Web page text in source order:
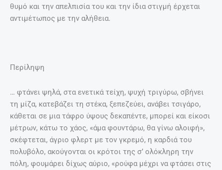
θυμό και την απελπισία του και την ίδια στιγμή έρχεται
αντιμέτωπος με την αλήθεια.
Περίληψη
… φτάνει ψηλά, στα ενετικά τείχη, ψυχή τριγύρω, σβήνει
τη μίζα, κατεβάζει τη στέκα, ξεπεζεύει, ανάβει τσιγάρο,
κάθεται σε μια τάφρο ύψους δεκαπέντε, μπορεί και είκοσι
μέτρων, κάτω το χάος, «άμα φουντάρω, θα γίνω αλοιφή»,
σκέφτεται, άγριο φλερτ με τον γκρεμό, η καρδιά του
πολυβόλο, ακούγονται οι κρότοι της σ’ ολόκληρη την
πόλη, φουμάρει δίχως αύριο, «ρούφα μέχρι να φτάσει στις